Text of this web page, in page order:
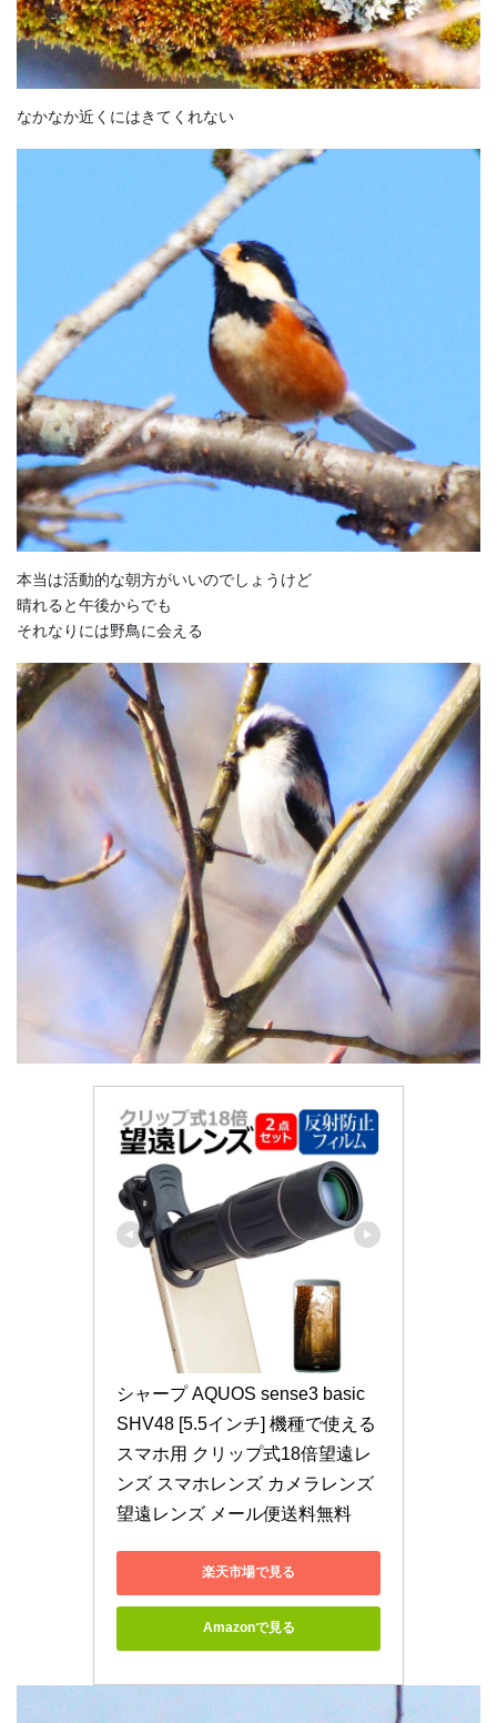
なかなか近くにはきてくれない
本当は活動的な朝方がいいのでしょうけど
晴れると午後からでも
それなりには野鳥に会える
シャープ AQUOS sense3 basic
SHV48 [5.5インチ] 機種で使える
スマホ用 クリップ式18倍望遠レ
ンズ スマホレンズ カメラレンズ
望遠レンズ メール便送料無料
楽天市場で見る
Amazonで見る